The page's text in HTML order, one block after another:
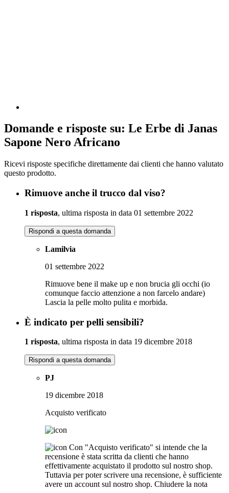
Domande e risposte su: Le Erbe di Janas
Sapone Nero Africano
Ricevi risposte specifiche direttamente dai clienti che hanno valutato
questo prodotto.
Rimuove anche il trucco dal viso?
1 risposta, ultima risposta in data 01 settembre 2022
Rispondi a questa domanda
Lamilvia
01 settembre 2022
Rimuove bene il make up e non brucia gli occhi (io
comunque faccio attenzione a non farcelo andare)
Lascia la pelle molto pulita e morbida.
È indicato per pelli sensibili?
1 risposta, ultima risposta in data 19 dicembre 2018
Rispondi a questa domanda
PJ
19 dicembre 2018
Acquisto verificato
Con "Acquisto verificato" si intende che la
recensione è stata scritta da clienti che hanno
effettivamente acquistato il prodotto sul nostro shop.
Tuttavia per poter scrivere una recensione, è sufficiente
avere un account sul nostro shop. Chiudere la nota